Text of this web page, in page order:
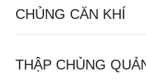
CHỦNG CĂN KHÍ
THẬP CHỦNG